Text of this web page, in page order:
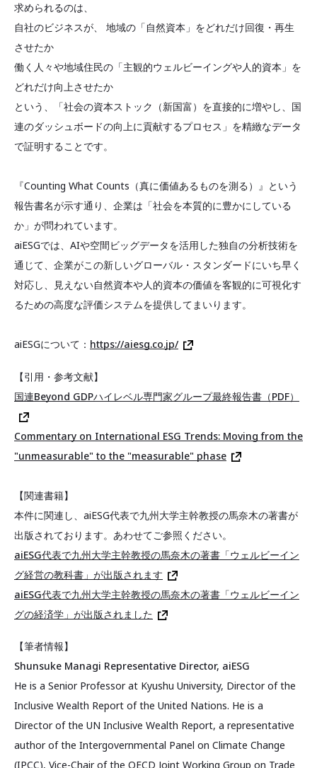
求められるのは、
自社のビジネスが、 地域の「自然資本」をどれだけ回復・再生
させたか
働く人々や地域住民の「主観的ウェルビーイングや人的資本」を
どれだけ向上させたか
という、「社会の資本ストック（新国富）を直接的に増やし、国
連のダッシュボードの向上に貢献するプロセス」を精緻なデータ
で証明することです。
『Counting What Counts（真に価値あるものを測る）』という
報告書名が示す通り、企業は「社会を本質的に豊かにしている
か」が問われています。
aiESGでは、AIや空間ビッグデータを活用した独自の分析技術を
通じて、企業がこの新しいグローバル・スタンダードにいち早く
対応し、見えない自然資本や人的資本の価値を客観的に可視化す
るための高度な評価システムを提供してまいります。
aiESGについて： https://aiesg.co.jp/
【引用・参考文献】
国連Beyond GDPハイレベル専門家グループ最終報告書（PDF）
Commentary on International ESG Trends: Moving from the
"unmeasurable" to the "measurable" phase
【関連書籍】
本件に関連し、aiESG代表で九州大学主幹教授の馬奈木の著書が
出版されております。あわせてご参照ください。
aiESG代表で九州大学主幹教授の馬奈木の著書「ウェルビーイン
グ経営の教科書」が出版されます
aiESG代表で九州大学主幹教授の馬奈木の著書「ウェルビーイン
グの経済学」が出版されました
【筆者情報】
Shunsuke Managi Representative Director, aiESG
He is a Senior Professor at Kyushu University, Director of the
Inclusive Wealth Report of the United Nations. He is a
Director of the UN Inclusive Wealth Report, a representative
author of the Intergovernmental Panel on Climate Change
(IPCC), Vice-Chair of the OECD Joint Working Group on Trade